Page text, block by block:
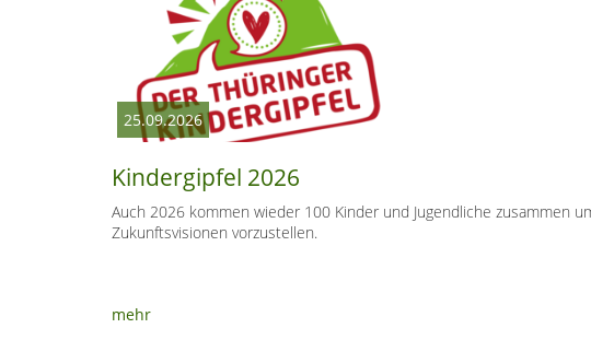
25.09.2026
Kindergipfel 2026
Auch 2026 kommen wieder 100 Kinder und Jugendliche zusammen
Zukunftsvisionen vorzustellen.
mehr